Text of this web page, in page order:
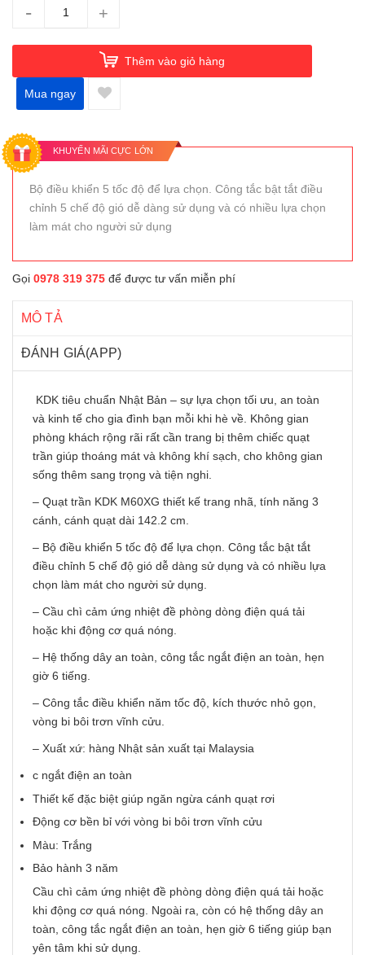
- +
Thêm vào giỏ hàng
Mua ngay
KHUYẾN MÃI CỰC LỚN
Bộ điều khiển 5 tốc độ để lựa chọn. Công tắc bật tắt điều
chỉnh 5 chế độ gió dễ dàng sử dụng và có nhiều lựa chọn
làm mát cho người sử dụng
Gọi 0978 319 375 để được tư vấn miễn phí
MÔ TẢ
ĐÁNH GIÁ(APP)
KDK tiêu chuẩn Nhật Bản – sự lựa chọn tối ưu, an toàn
và kinh tế cho gia đình bạn mỗi khi hè về. Không gian
phòng khách rộng rãi rất cần trang bị thêm chiếc quạt
trần giúp thoáng mát và không khí sạch, cho không gian
sống thêm sang trọng và tiện nghi.
– Quạt trần KDK M60XG thiết kế trang nhã, tính năng 3
cánh, cánh quạt dài 142.2 cm.
– Bộ điều khiển 5 tốc độ để lựa chọn. Công tắc bật tắt
điều chỉnh 5 chế độ gió dễ dàng sử dụng và có nhiều lựa
chọn làm mát cho người sử dụng.
– Cầu chì cảm ứng nhiệt đề phòng dòng điện quá tải
hoặc khi động cơ quá nóng.
– Hệ thống dây an toàn, công tắc ngắt điện an toàn, hẹn
giờ 6 tiếng.
– Công tắc điều khiển năm tốc độ, kích thước nhỏ gọn,
vòng bi bôi trơn vĩnh cửu.
– Xuất xứ: hàng Nhật sản xuất tại Malaysia
c ngắt điện an toàn
Thiết kế đặc biệt giúp ngăn ngừa cánh quạt rơi
Động cơ bền bỉ với vòng bi bôi trơn vĩnh cửu
Màu: Trắng
Bảo hành 3 năm
Cầu chì cảm ứng nhiệt đề phòng dòng điện quá tải hoặc
khi động cơ quá nóng. Ngoài ra, còn có hệ thống dây an
toàn, công tắc ngắt điện an toàn, hẹn giờ 6 tiếng giúp bạn
yên tâm khi sử dụng.